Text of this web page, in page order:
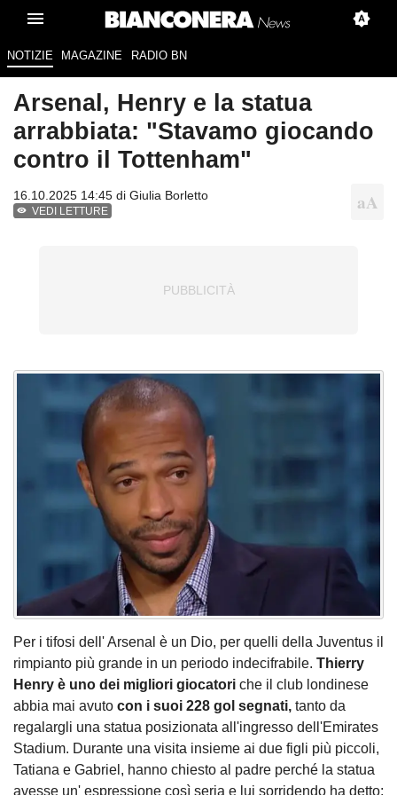
NOTIZIE MAGAZINE RADIO BN
Arsenal, Henry e la statua
arrabbiata: "Stavamo giocando
contro il Tottenham"
16.10.2025 14:45 di Giulia Borletto
VEDI LETTURE
Per i tifosi dell' Arsenal è un Dio, per quelli della Juventus il
rimpianto più grande in un periodo indecifrabile. Thierry
Henry è uno dei migliori giocatori che il club londinese
abbia mai avuto con i suoi 228 gol segnati, tanto da
regalargli una statua posizionata all'ingresso dell'Emirates
Stadium. Durante una visita insieme ai due figli più piccoli,
Tatiana e Gabriel, hanno chiesto al padre perché la statua
avesse un' espressione così seria e lui sorridendo ha detto: